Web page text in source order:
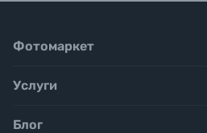
Фотомаркет
Услуги
Блог